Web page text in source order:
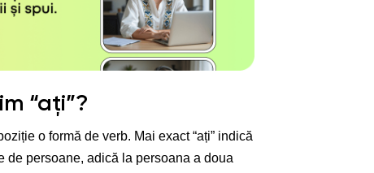
“ați”?
o formă de verb. Mai exact “ați” indică
de persoane, adică la persoana a doua